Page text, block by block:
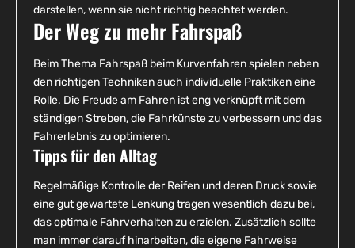
darstellen, wenn sie nicht richtig beachtet werden.
Der Weg zu mehr Fahrspaß
Beim Thema Fahrspaß beim Kurvenfahren spielen neben
den richtigen Techniken auch individuelle Praktiken eine
Rolle. Die Freude am Fahren ist eng verknüpft mit dem
ständigen Streben, die Fahrkünste zu verbessern und das
Fahrerlebnis zu optimieren.
Tipps für den Alltag
Regelmäßige Kontrolle der Reifen und deren Druck sowie
eine gut gewartete Lenkung tragen wesentlich dazu bei,
das optimale Fahrverhalten zu erzielen. Zusätzlich sollte
man immer darauf hinarbeiten, die eigene Fahrweise